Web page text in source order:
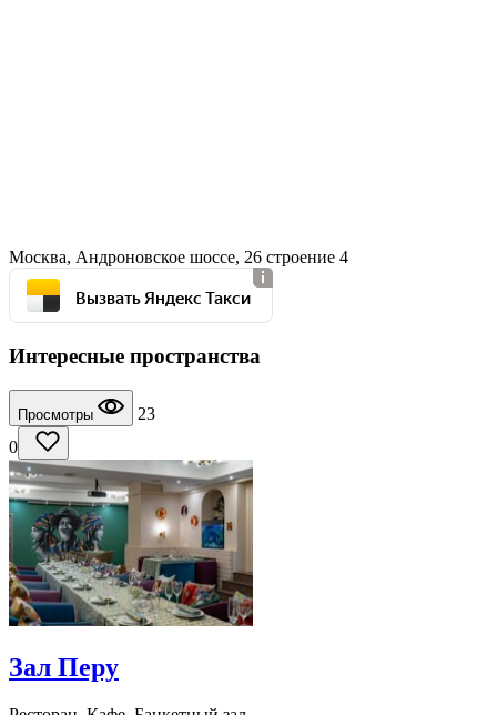
Москва, Андроновское шоссе, 26 строение 4
Вызвать Яндекс Такси
Интересные пространства
Просмотры
23
0
Зал Перу